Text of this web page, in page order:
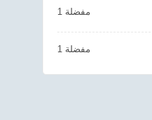
1 مفضلة
1 مفضلة